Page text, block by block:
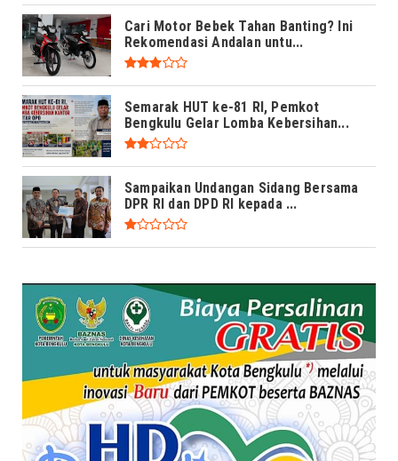
Cari Motor Bebek Tahan Banting? Ini
Rekomendasi Andalan untu...
Semarak HUT ke-81 RI, Pemkot
Bengkulu Gelar Lomba Kebersihan...
Sampaikan Undangan Sidang Bersama
DPR RI dan DPD RI kepada ...